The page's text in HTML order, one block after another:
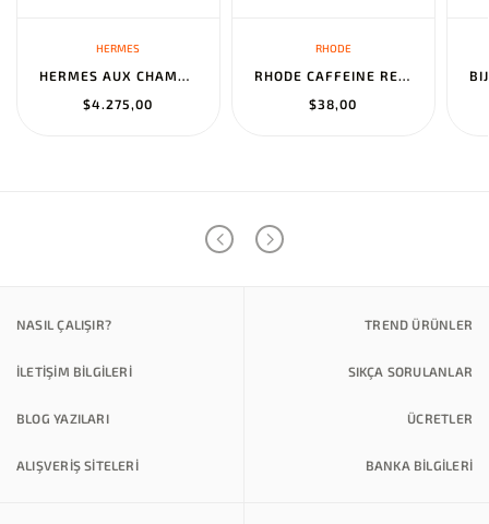
HERMES
HERMES AUX CHAMPS EN FLEURS" PANTS NOIR
$4.275,00
RHODE
RHODE CAFFEINE RESET SCULPTING CREAM MASK
$38,00
NASIL ÇALIŞIR? TREND ÜRÜNLER
İLETİŞİM BİLGİLERİ SIKÇA SORULANLAR
BLOG YAZILARI ÜCRETLER
ALIŞVERİŞ SİTELERİ BANKA BILGILERI